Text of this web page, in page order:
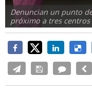
Denuncian un punto
próximo a tres